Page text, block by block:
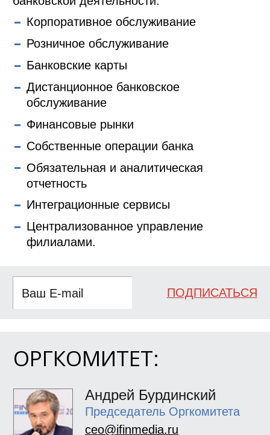
ОРГКОМИТЕТ:
Андрей Бурдинский
Председатель Оргкомитета
ceo@ifinmedia.ru
Корпоративное обслуживание
Розничное обслуживание
Банковские карты
Дистанционное банковское
обслуживание
Финансовые рынки
Собственные операции банка
Обязательная и аналитическая
отчетность
Интеграционные сервисы
Централизованное управление
филиалами.
ПОДПИСАТЬСЯ